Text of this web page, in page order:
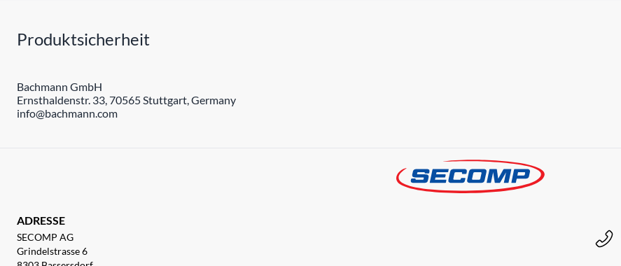
Produktsicherheit
Bachmann GmbH
Ernsthaldenstr. 33, 70565 Stuttgart, Germany
info@bachmann.com
ADRESSE
SECOMP AG
Grindelstrasse 6